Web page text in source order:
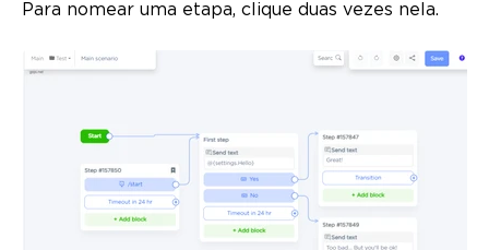
Para nomear uma etapa, clique duas vezes nela.